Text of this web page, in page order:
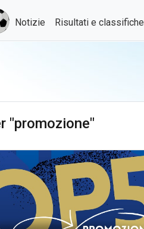
Notizie Risultati e classifiche
"promozione"